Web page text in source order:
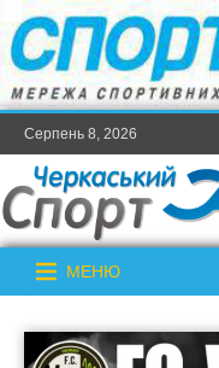
Серпень 8, 2026
МЕНЮ